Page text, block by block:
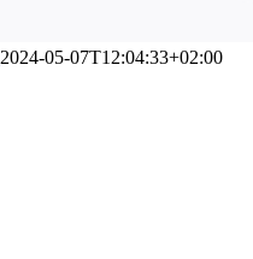
2024-05-07T12:04:33+02:00